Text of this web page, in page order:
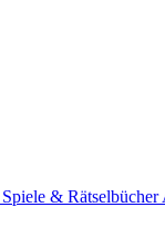
Spiele & Rätselbücher